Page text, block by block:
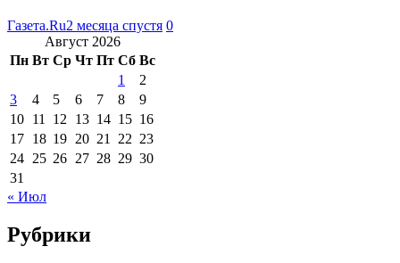
Газета.Ru2 месяца спустя 0
Август 2026
Пн Вт Ср Чт Пт Сб Вс
1
2
3
4 5 6 7 8
9
10 11 12 13 14 15 16
17 18 19 20 21 22 23
24 25 26 27 28 29 30
31
« Июл
Рубрики